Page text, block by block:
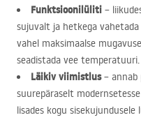
Funktsioonilüliti –
sujuvalt ja hetkega
vahel maksimaalse
seadistada vee temperatuuri.
Läikiv viimistlus– annab
suurepäraselt
lisades kogu sisekujundusele